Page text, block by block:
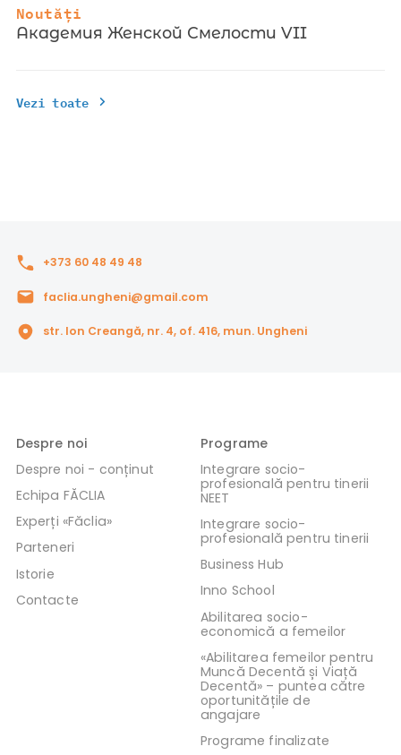
Noutăți
Академия Женской Смелости VII
Vezi toate
+373 60 48 49 48
faclia.ungheni@gmail.com
str. Ion Creangă, nr. 4, of. 416, mun. Ungheni
Despre noi
Despre noi - conținut
Echipa FĂCLIA
Experți «Făclia»
Parteneri
Istorie
Contacte
Programe
Integrare socio-
profesională pentru tinerii
NEET
Integrare socio-
profesională pentru tinerii
Business Hub
Inno School
Abilitarea socio-
economică a femeilor
«Abilitarea femeilor pentru
Muncă Decentă și Viață
Decentă» – puntea către
oportunitățile de
angajare
Programe finalizate